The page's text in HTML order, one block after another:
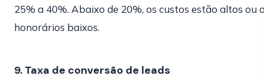
25% a 40%. Abaixo de 20%, os custos estão altos ou
honorários baixos.
9. Taxa de conversão de leads